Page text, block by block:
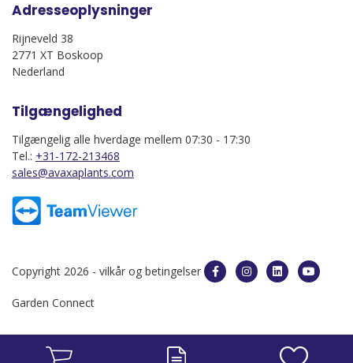
Adresseoplysninger
Rijneveld 38
2771 XT Boskoop
Nederland
Tilgængelighed
Tilgængelig alle hverdage mellem 07:30 - 17:30
Tel.: +31-172-213468
sales@avaxaplants.com
Copyright 2026 - vilkår og betingelser
Garden Connect